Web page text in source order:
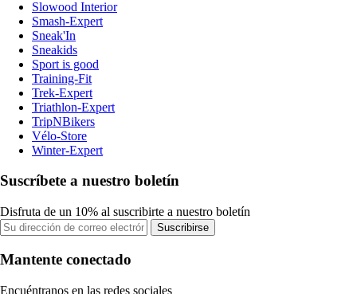
Slowood Interior
Smash-Expert
Sneak'In
Sneakids
Sport is good
Training-Fit
Trek-Expert
Triathlon-Expert
TripNBikers
Vélo-Store
Winter-Expert
Suscríbete a nuestro boletín
Disfruta de un 10% al suscribirte a nuestro boletín
Suscribirse
Mantente conectado
Encuéntranos en las redes sociales